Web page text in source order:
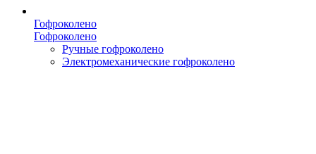
Гофроколено
Гофроколено
Ручные гофроколено
Электромеханические гофроколено